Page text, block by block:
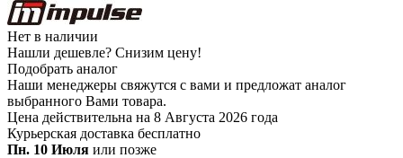
Нет в наличии
Нашли дешевле? Снизим цену!
Подобрать аналог
Наши менеджеры свяжутся с вами и предложат аналог
выбранного Вами товара.
Цена действительна на 8 Августа 2026 года
Курьерская доставка бесплатно
Пн. 10 Июля или позже